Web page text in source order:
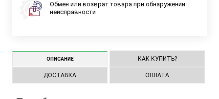
Обмен или возврат товара при обнаружении
неисправности
ОПИСАНИЕ КАК КУПИТЬ?
ДОСТАВКА ОПЛАТА